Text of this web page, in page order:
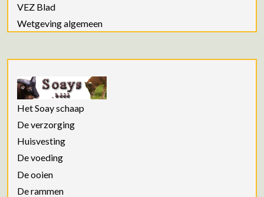
VEZ Blad
Wetgeving algemeen
Het Soay schaap
De verzorging
Huisvesting
De voeding
De ooien
De rammen